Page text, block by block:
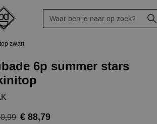
zwart
6p summer stars
€ 88,79